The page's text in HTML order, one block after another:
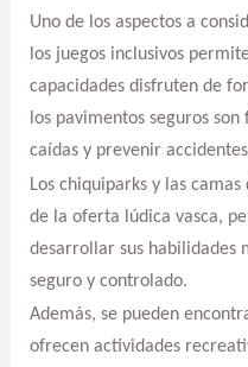
Uno de los aspectos a
los juegos inclusivos
capacidades disfruten de
los pavimentos seguros
caídas y prevenir
Los chiquiparks y las
de la oferta lúdica vasca,
desarrollar sus habilidades
seguro y controlado.
Además, se pueden
ofrecen actividades